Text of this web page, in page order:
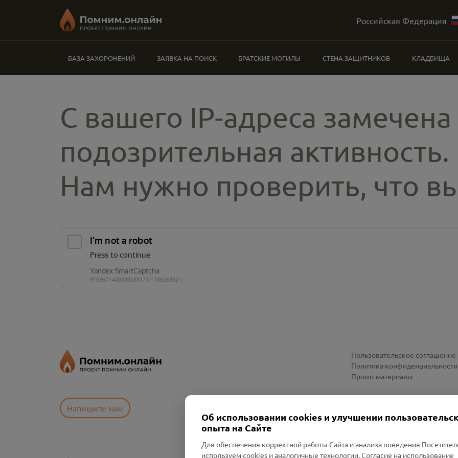
Российская Федерация
БАЗА ЗАХОРОНЕНИЙ ЗАЯВКА НА ПОИСК БРАТСКИЕ МОГИЛЫ СТЕНА ЗАЩИТНИКОВ КЛАДБИЩА
С вашего IP-адреса замечена
подозрительная активность.
Нам нужно проверить, что
Напишите нам
Пользовательское соглашение
Политика конфиденциальности
Промо-материалы
Об использовании cookies и улучшении
опыта на Сайте
Для обеспечения корректной работы Сайта и анализа поведения
используем cookies и аналогичные технологии. Согласие на использование